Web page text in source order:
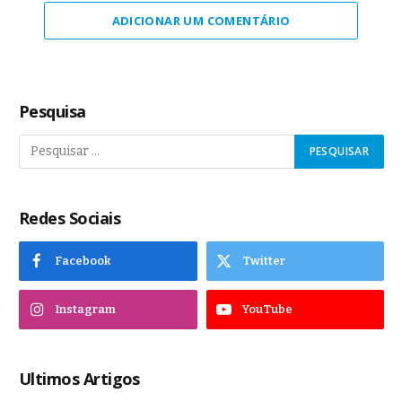
ADICIONAR UM COMENTÁRIO
Pesquisa
Redes Sociais
Facebook Twitter
Instagram YouTube
Ultimos Artigos